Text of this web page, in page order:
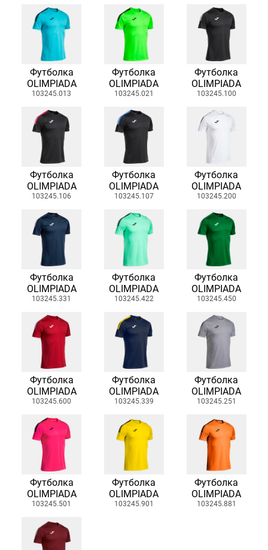
Футболка
OLIMPIADA
103245.013
Футболка
OLIMPIADA
103245.021
Футболка
OLIMPIADA
103245.100
Футболка
OLIMPIADA
103245.106
Футболка
OLIMPIADA
103245.107
Футболка
OLIMPIADA
103245.200
Футболка
OLIMPIADA
103245.331
Футболка
OLIMPIADA
103245.422
Футболка
OLIMPIADA
103245.450
Футболка
OLIMPIADA
103245.600
Футболка
OLIMPIADA
103245.339
Футболка
OLIMPIADA
103245.251
Футболка
OLIMPIADA
103245.501
Футболка
OLIMPIADA
103245.901
Футболка
OLIMPIADA
103245.881